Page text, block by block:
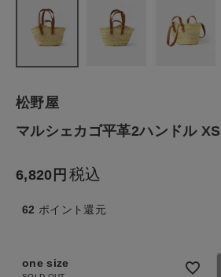
ナチュラル服
ファッション雑貨
生活雑貨
松野屋
マルシェカゴ平革2ハンドル XS
6,820 税込
62 ポイント還元
one size